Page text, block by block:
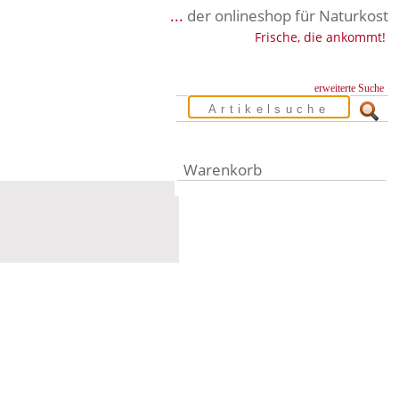
... der onlineshop für Naturkost
Frische, die ankommt!
erweiterte Suche
Warenkorb